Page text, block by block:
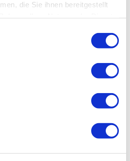
die Sie ihnen bereitgestellt